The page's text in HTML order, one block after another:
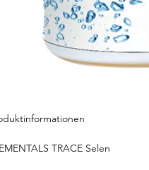
TRACE Selen